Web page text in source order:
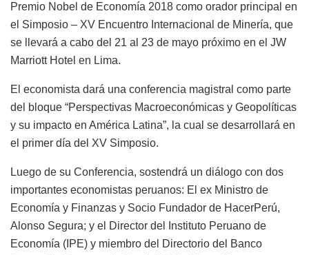
Premio Nobel de Economía 2018 como orador principal en
el Simposio – XV Encuentro Internacional de Minería, que
se llevará a cabo del 21 al 23 de mayo próximo en el JW
Marriott Hotel en Lima.
El economista dará una conferencia magistral como parte
del bloque “Perspectivas Macroeconómicas y Geopolíticas
y su impacto en América Latina”, la cual se desarrollará en
el primer día del XV Simposio.
Luego de su Conferencia, sostendrá un diálogo con dos
importantes economistas peruanos: El ex Ministro de
Economía y Finanzas y Socio Fundador de HacerPerú,
Alonso Segura; y el Director del Instituto Peruano de
Economía (IPE) y miembro del Directorio del Banco